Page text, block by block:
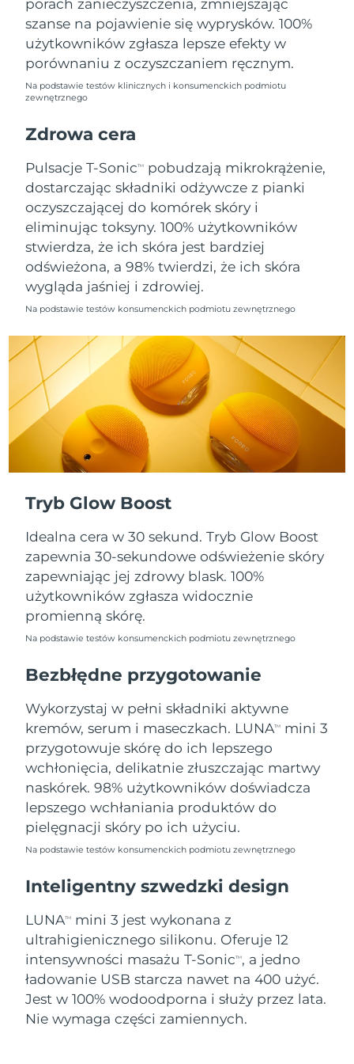
porach zanieczyszczenia, zmniejszając
szanse na pojawienie się wyprysków. 100%
użytkowników zgłasza lepsze efekty w
porównaniu z oczyszczaniem ręcznym.
Na podstawie testów klinicznych i konsumenckich podmiotu
zewnętrznego
Zdrowa cera
Pulsacje T-SonicTM
pobudzają mikrokrążenie,
dostarczając składniki odżywcze z pianki
oczyszczającej do komórek skóry i
eliminując toksyny. 100% użytkowników
stwierdza, że ich skóra jest bardziej
odświeżona, a 98% twierdzi, że ich skóra
wygląda jaśniej i zdrowiej.
Na podstawie testów konsumenckich podmiotu zewnętrznego
Tryb Glow Boost
Idealna cera w 30 sekund. Tryb Glow Boost
zapewnia 30-sekundowe odświeżenie skóry
zapewniając jej zdrowy blask. 100%
użytkowników zgłasza widocznie
promienną skórę.
Na podstawie testów konsumenckich podmiotu zewnętrznego
Bezbłędne przygotowanie
Wykorzystaj w pełni składniki aktywne
kremów, serum i maseczkach. LUNATM
mini 3
przygotowuje skórę do ich lepszego
wchłonięcia, delikatnie złuszczając martwy
naskórek. 98% użytkowników doświadcza
lepszego wchłaniania produktów do
pielęgnacji skóry po ich użyciu.
Na podstawie testów konsumenckich podmiotu zewnętrznego
Inteligentny szwedzki design
LUNATM
mini 3 jest wykonana z
ultrahigienicznego silikonu. Oferuje 12
intensywności masażu T-SonicTM, a jedno
ładowanie USB starcza nawet na 400 użyć.
Jest w 100% wodoodporna i służy przez lata.
Nie wymaga części zamiennych.
Holandia
Oczekiwany czas dostawy
Nowa Zelandia
Oczekiwany czas dostawy
Norwegia
Oman
Oczekiwany czas dostawy
8/13/26
Filipiny
Oczekiwany czas dostawy
8/13/26
Polska
Oczekiwany czas dostawy
Oczekiwany czas dostawy
Portoryko
Oczekiwany czas dostawy
8/12/26
Katar
Oczekiwany czas dostawy
8/11/26
Reunion
Oczekiwany czas dostawy
8/15/26
Rumunia
Rosja
Oczekiwany czas dostawy
8/18/26
Arabia Saudyjska
Oczekiwany czas dostawy
Słowacja
Słowenia
Oczekiwany czas dostawy
Republika
Południowej Afryki
Oczekiwany czas dostawy
Korea Południowa
Oczekiwany czas dostawy
Hiszpania
Oczekiwany czas dostawy
Szwecja
Oczekiwany czas dostawy
8/10/26
Szwajcaria
Oczekiwany czas dostawy
8/10/26